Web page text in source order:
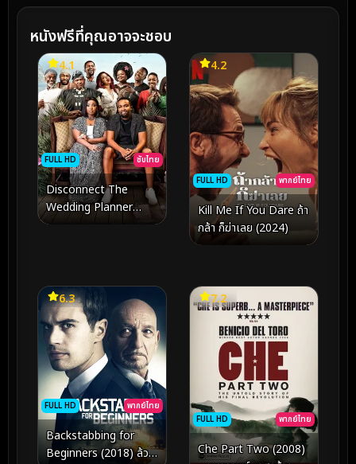
หนังฟรีที่คุณอาจจะชอบ
FULL HD ซับไทย
4.1
Disconnect The
Wedding Planner
(2023) ต่อไม่ติด วิวาห์พา
FULL HD พากย์ไทย
4.2
Kill Me If You Dare ถ้า
กล้า ก็ฆ่าเลย (2024)
FULL HD พากย์ไทย
6.3
Backstabbing for
Beginners (2018) ล้วง
FULL HD พากย์ไทย
7.2
Che Part Two (2008)